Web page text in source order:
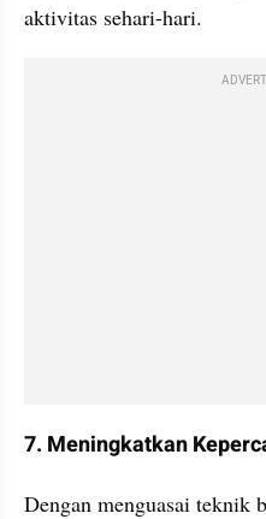
aktivitas sehari-hari.
7. Meningkatkan
Dengan menguasai teknik